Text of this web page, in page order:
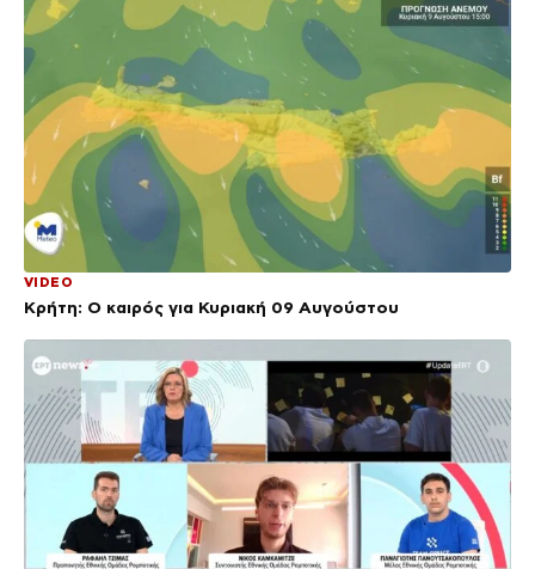
VIDEO
Κρήτη: Ο καιρός για Κυριακή 09 Αυγούστου